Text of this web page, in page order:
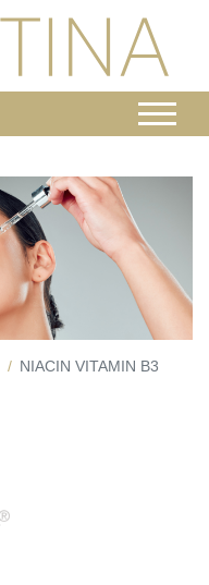
NIACIN VITAMIN B3